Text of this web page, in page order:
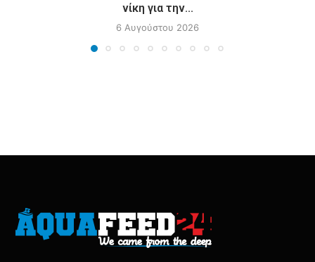
νίκη για την...
6 Αυγούστου 2026